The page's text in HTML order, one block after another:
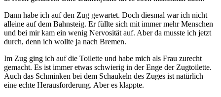
Dann habe ich auf den Zug gewartet. Doch diesmal war ich nicht
alleine auf dem Bahnsteig. Er füllte sich mit immer mehr Menschen
und bei mir kam ein wenig Nervosität auf. Aber da musste ich jetzt
durch, denn ich wollte ja nach Bremen.
Im Zug ging ich auf die Toilette und habe mich als Frau zurecht
gemacht. Es ist immer etwas schwierig in der Enge der Zugtoilette.
Auch das Schminken bei dem Schaukeln des Zuges ist natürlich
eine echte Herausforderung. Aber es klappte.